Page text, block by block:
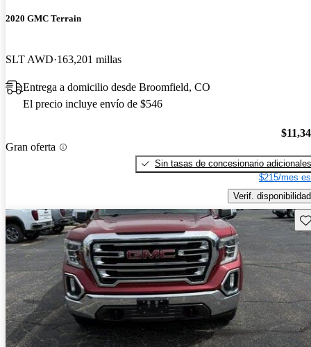
2020 GMC Terrain
SLT AWD 163,201 millas
Entrega a domicilio desde Broomfield, CO
El precio incluye envío de $546
Gran oferta
Sin tasas de concesionario adicionales
$215/mes
Verif. disponibilidad